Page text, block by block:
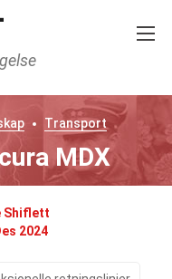
Transport
MDX
Shiflett
2024